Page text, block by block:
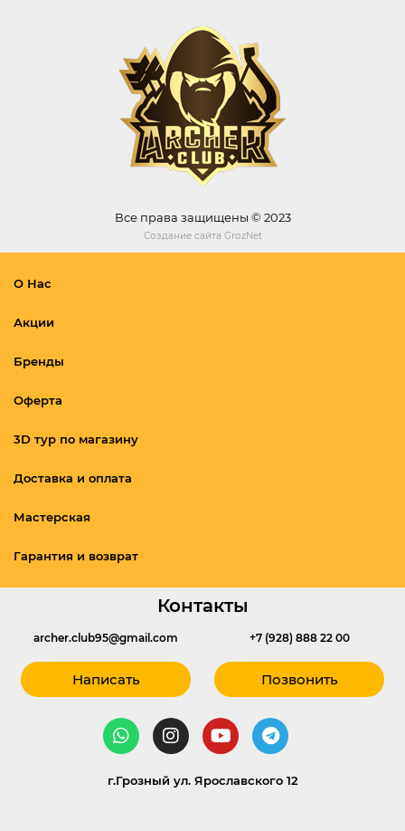
Все права защищены © 2023
Создание сайта GrozNet
О Нас
Акции
Бренды
Оферта
3D тур по магазину
Доставка и оплата
Мастерская
Гарантия и возврат
Контакты
archer.club95@gmail.com
Написать
+7 (928) 888 22 00
Позвонить
г.Грозный ул. Ярославского 12